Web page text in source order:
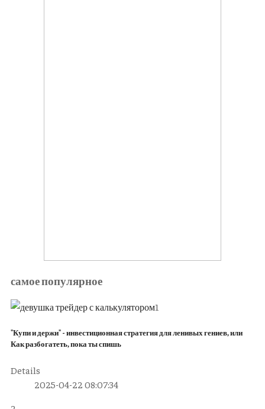
самое популярное
1
"Купи и держи" - инвестиционная стратегия для ленивых гениев, или
Как разбогатеть, пока ты спишь
Details
2025-04-22 08:07:34